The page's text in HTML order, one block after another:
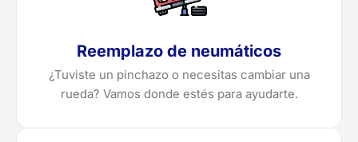
Reemplazo de neumáticos
¿Tuviste un pinchazo o necesitas cambiar una
rueda? Vamos donde estés para ayudarte.